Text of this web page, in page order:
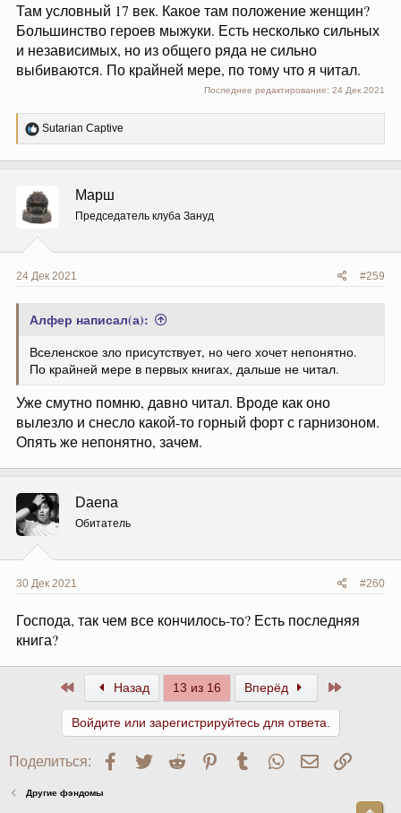
Там условный 17 век. Какое там положение женщин?
Большинство героев мыжуки. Есть несколько сильных
и независимых, но из общего ряда не сильно
выбиваются. По крайней мере, по тому что я читал.
Последнее редактирование: 24 Дек 2021
Р
е
и
и
:
Sutarian Captive
Марш
Председатель клуба Зануд
24 Дек 2021 #259
Алфер написал(а):
Вселенское зло присутствует, но чего хочет непонятно.
По крайней мере в первых книгах, дальше не читал.
Уже смутно помню, давно читал. Вроде как оно
вылезло и снесло какой-то горный форт с гарнизоном.
Опять же непонятно, зачем.
Daena
Обитатель
30 Дек 2021 #260
Господа, так чем все кончилось-то? Есть последняя
книга?
ПервыйНазад 13 из 16 Вперёд
Войдите или зарегистрируйтесь для ответа.
Поделиться: Facebook
Twitter Reddit PinterestTumblr WhatsApp
Другие фэндомы